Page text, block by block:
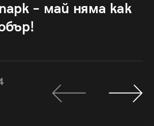
– май няма как